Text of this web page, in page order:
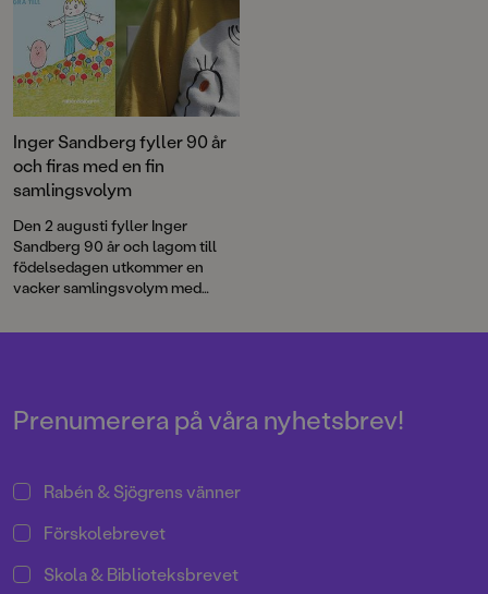
Inger Sandberg fyller 90 år
och firas med en fin
samlingsvolym
Den 2 augusti fyller Inger
Sandberg 90 år och lagom till
födelsedagen utkommer en
vacker samlingsvolym med
Lasse Sandbergs stora
Prenumerera på våra nyhetsbrev!
Rabén & Sjögrens vänner
Förskolebrevet
Skola & Biblioteksbrevet